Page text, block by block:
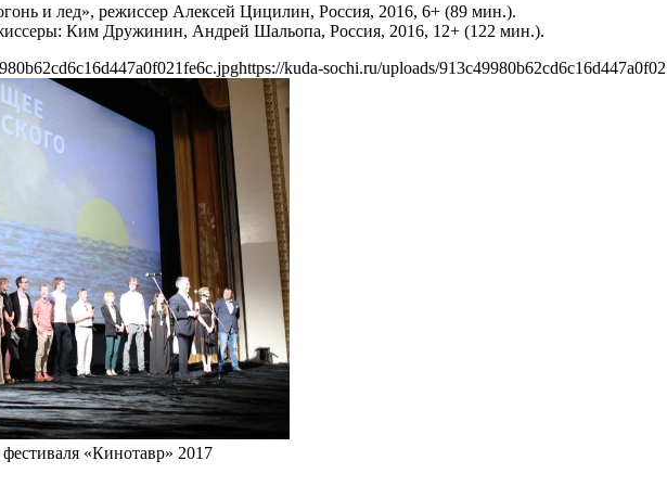
и лед», режиссер Алексей Цицилин, Россия, 2016, 6+ (89 мин.).
Ким Дружинин, Андрей Шальопа, Россия, 2016, 12+ (122 мин.).
https://kuda-sochi.ru/uploads/
«Кинотавр» 2017